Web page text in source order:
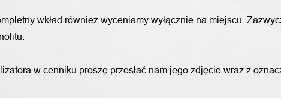
wkład również wyceniamy wyłącznie na miejscu.
w cenniku proszę przesłać nam jego zdjęcie wraz z